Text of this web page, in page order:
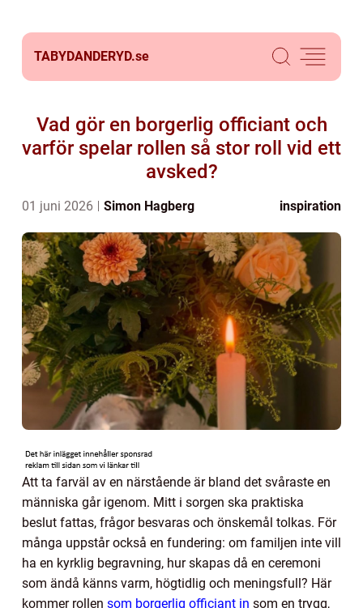
TABYDANDERYD.se
Vad gör en borgerlig officiant och
varför spelar rollen så stor roll vid ett
avsked?
01 juni 2026 Simon Hagberg inspiration
Att ta farväl av en närstående är bland det svåraste en
människa går igenom. Mitt i sorgen ska praktiska
beslut fattas, frågor besvaras och önskemål tolkas. För
många uppstår också en fundering: om familjen inte vill
ha en kyrklig begravning, hur skapas då en ceremoni
som ändå känns varm, högtidlig och meningsfull? Här
kommer rollen som borgerlig officiant in som en trygg,